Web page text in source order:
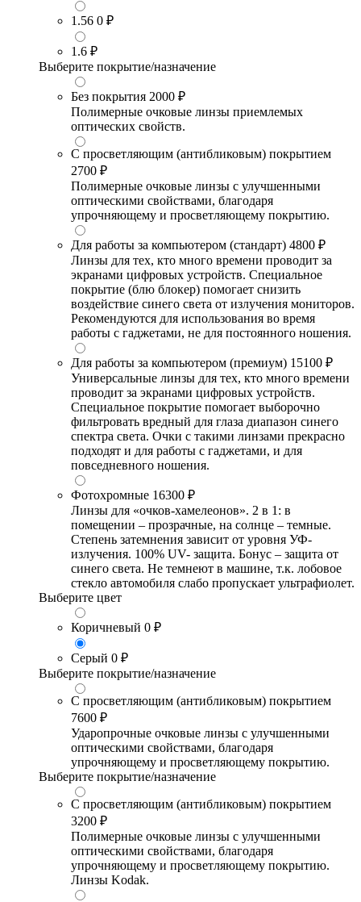
1.56 0 ₽
1.6 ₽
Выберите покрытие/назначение
Без покрытия 2000 ₽
Полимерные очковые линзы приемлемых
оптических свойств.
С просветляющим (антибликовым) покрытием
2700 ₽
Полимерные очковые линзы с улучшенными
оптическими свойствами, благодаря
упрочняющему и просветляющему покрытию.
Для работы за компьютером (стандарт) 4800 ₽
Линзы для тех, кто много времени проводит за
экранами цифровых устройств. Специальное
покрытие (блю блокер) помогает снизить
воздействие синего света от излучения мониторов.
Рекомендуются для использования во время
работы с гаджетами, не для постоянного ношения.
Для работы за компьютером (премиум) 15100 ₽
Универсальные линзы для тех, кто много времени
проводит за экранами цифровых устройств.
Специальное покрытие помогает выборочно
фильтровать вредный для глаза диапазон синего
спектра света. Очки с такими линзами прекрасно
подходят и для работы с гаджетами, и для
повседневного ношения.
Фотохромные 16300 ₽
Линзы для «очков-хамелеонов». 2 в 1: в
помещении – прозрачные, на солнце – темные.
Степень затемнения зависит от уровня УФ-
излучения. 100% UV- защита. Бонус – защита от
синего света. Не темнеют в машине, т.к. лобовое
стекло автомобиля слабо пропускает ультрафиолет.
Выберите цвет
Коричневый 0 ₽
Серый 0 ₽
Выберите покрытие/назначение
С просветляющим (антибликовым) покрытием
7600 ₽
Ударопрочные очковые линзы с улучшенными
оптическими свойствами, благодаря
упрочняющему и просветляющему покрытию.
Выберите покрытие/назначение
С просветляющим (антибликовым) покрытием
3200 ₽
Полимерные очковые линзы с улучшенными
оптическими свойствами, благодаря
упрочняющему и просветляющему покрытию.
Линзы Kodak.